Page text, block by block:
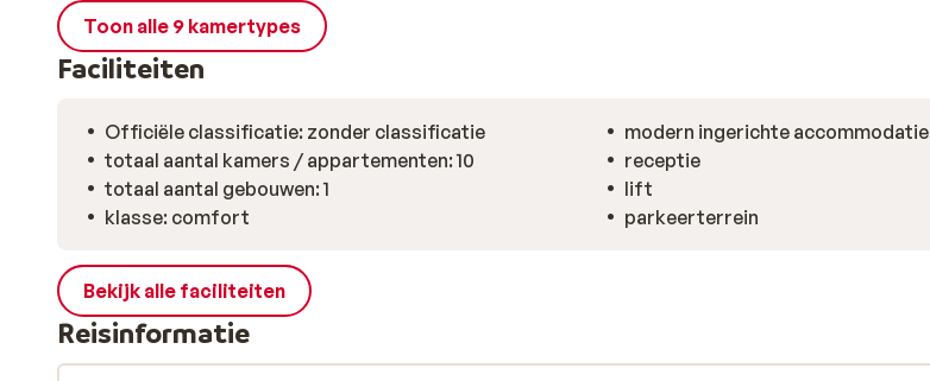
Toon alle 9 kamertypes
Faciliteiten
Officiële classificatie: zonder classificatie
totaal aantal kamers / appartementen: 10
totaal aantal gebouwen: 1
klasse: comfort
modern ingerichte accommodatie
receptie
lift
parkeerterrein
Bekijk alle faciliteiten
Reisinformatie